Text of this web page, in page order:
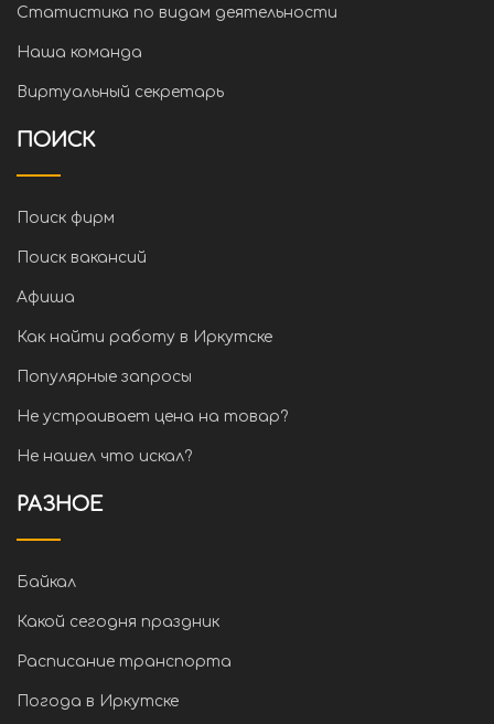
Статистика по видам деятельности
Наша команда
Виртуальный секретарь
ПОИСК
Поиск фирм
Поиск вакансий
Афиша
Как найти работу в Иркутске
Популярные запросы
Не устраивает цена на товар?
Не нашел что искал?
РАЗНОЕ
Байкал
Какой сегодня праздник
Расписание транспорта
Погода в Иркутске